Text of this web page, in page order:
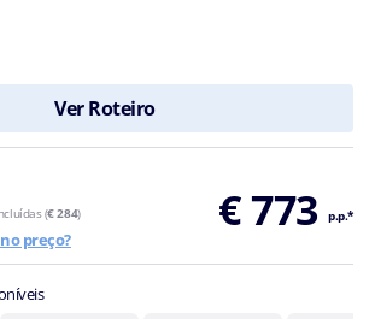
Ver Roteiro
€ 773 p.p.*
(€ 284)
preço?